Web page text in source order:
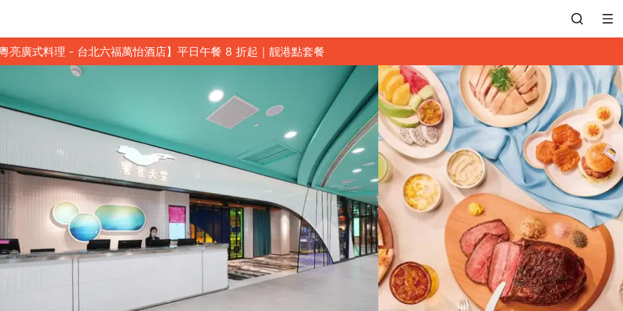
訂位紀錄
餐廳客服
常見問題
EZTABLE 禮物卡
餐廳合作
亮廣式料理 - 台北六福萬怡酒店】平日午餐 8 折起｜靓港點套餐